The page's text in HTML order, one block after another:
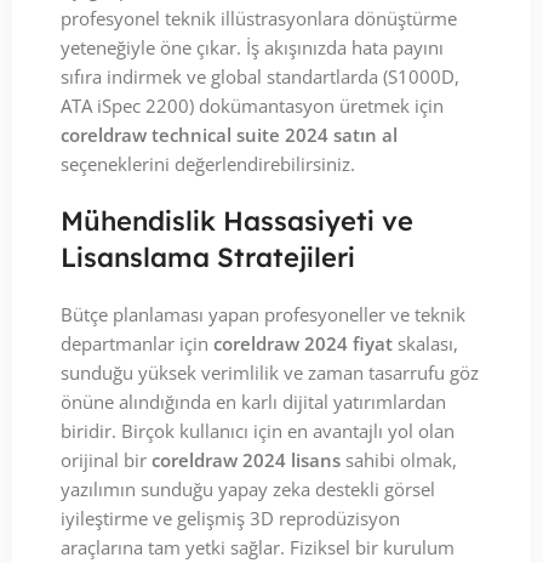
profesyonel teknik illüstrasyonlara dönüştürme
yeteneğiyle öne çıkar. İş akışınızda hata payını
sıfıra indirmek ve global standartlarda (S1000D,
ATA iSpec 2200) dokümantasyon üretmek için
coreldraw technical suite 2024 satın al
seçeneklerini değerlendirebilirsiniz.
Mühendislik Hassasiyeti ve
Lisanslama Stratejileri
Bütçe planlaması yapan profesyoneller ve teknik
departmanlar için coreldraw 2024 fiyat skalası,
sunduğu yüksek verimlilik ve zaman tasarrufu göz
önüne alındığında en karlı dijital yatırımlardan
biridir. Birçok kullanıcı için en avantajlı yol olan
orijinal bir coreldraw 2024 lisans sahibi olmak,
yazılımın sunduğu yapay zeka destekli görsel
iyileştirme ve gelişmiş 3D reprodüzisyon
araçlarına tam yetki sağlar. Fiziksel bir kurulum